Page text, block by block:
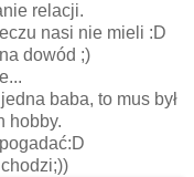
relacji.
nasi nie mieli :D
dowód ;)
baba, to mus był
hobby.